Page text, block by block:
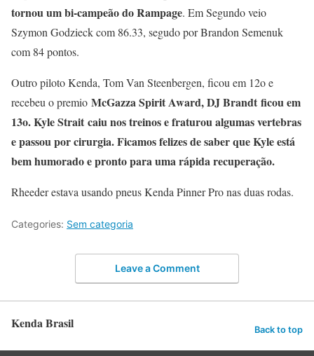
tornou um bi-campeão do Rampage. Em Segundo veio
Szymon Godzieck com 86.33, segudo por Brandon Semenuk
com 84 pontos.
Outro piloto Kenda, Tom Van Steenbergen, ficou em 12o e
recebeu o premio McGazza Spirit Award, DJ Brandt ficou em
13o. Kyle Strait caiu nos treinos e fraturou algumas vertebras
e passou por cirurgia. Ficamos felizes de saber que Kyle está
bem humorado e pronto para uma rápida recuperação.
Rheeder estava usando pneus Kenda Pinner Pro nas duas rodas.
Categories: Sem categoria
Leave a Comment
Kenda Brasil Back to top